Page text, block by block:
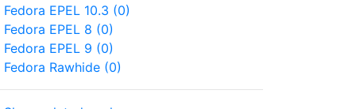
Fedora EPEL 10.3 (0)
Fedora EPEL 8 (0)
Fedora EPEL 9 (0)
Fedora Rawhide (0)